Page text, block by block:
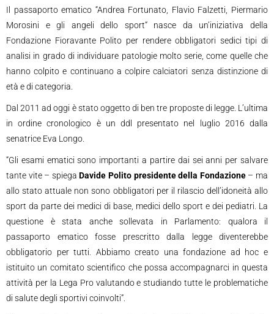
Il passaporto ematico “Andrea Fortunato, Flavio Falzetti, Piermario
Morosini e gli angeli dello sport“ nasce da un’iniziativa della
Fondazione Fioravante Polito per rendere obbligatori sedici tipi di
analisi in grado di individuare patologie molto serie, come quelle che
hanno colpito e continuano a colpire calciatori senza distinzione di
età e di categoria.
Dal 2011 ad oggi è stato oggetto di ben tre proposte di legge. L’ultima
in ordine cronologico è un ddl presentato nel luglio 2016 dalla
senatrice Eva Longo.
“Gli esami ematici sono importanti a partire dai sei anni per salvare
tante vite – spiegaDavide Polito presidente della Fondazione– ma
allo stato attuale non sono obbligatori per il rilascio dell’idoneità allo
sport da parte dei medici di base, medici dello sport e dei pediatri. La
questione è stata anche sollevata in Parlamento: qualora il
passaporto ematico fosse prescritto dalla legge diventerebbe
obbligatorio per tutti. Abbiamo creato una fondazione ad hoc e
istituito un comitato scientifico che possa accompagnarci in questa
attività per la Lega Pro valutando e studiando tutte le problematiche
di salute degli sportivi coinvolti”.